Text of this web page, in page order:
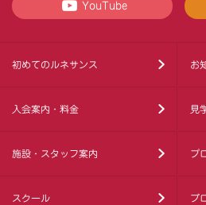
YouTube
初めてのルネサンス お
入会案内・料金 見
施設・スタッフ案内 プ
スクール ブ